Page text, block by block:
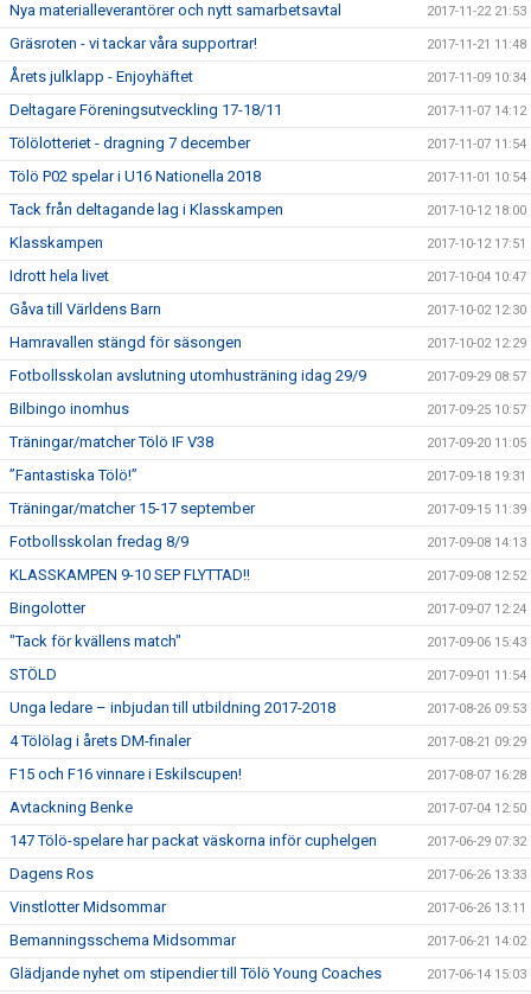
Nya materialleverantörer och nytt samarbetsavtal 2017-11-22 21:53
Gräsroten - vi tackar våra supportrar! 2017-11-21 11:48
Årets julklapp - Enjoyhäftet 2017-11-09 10:34
Deltagare Föreningsutveckling 17-18/11 2017-11-07 14:12
Tölölotteriet - dragning 7 december 2017-11-07 11:54
Tölö P02 spelar i U16 Nationella 2018 2017-11-01 10:54
Tack från deltagande lag i Klasskampen 2017-10-12 18:00
Klasskampen 2017-10-12 17:51
Idrott hela livet 2017-10-04 10:47
Gåva till Världens Barn 2017-10-02 12:30
Hamravallen stängd för säsongen 2017-10-02 12:29
Fotbollsskolan avslutning utomhusträning idag 29/9 2017-09-29 08:57
Bilbingo inomhus 2017-09-25 10:57
Träningar/matcher Tölö IF V38 2017-09-20 11:05
”Fantastiska Tölö!” 2017-09-18 19:31
Träningar/matcher 15-17 september 2017-09-15 11:39
Fotbollsskolan fredag 8/9 2017-09-08 14:13
KLASSKAMPEN 9-10 SEP FLYTTAD!! 2017-09-08 12:52
Bingolotter 2017-09-07 12:24
"Tack för kvällens match" 2017-09-06 15:43
STÖLD 2017-09-01 11:54
Unga ledare – inbjudan till utbildning 2017-2018 2017-08-26 09:53
4 Tölölag i årets DM-finaler 2017-08-21 09:29
F15 och F16 vinnare i Eskilscupen! 2017-08-07 16:28
Avtackning Benke 2017-07-04 12:50
147 Tölö-spelare har packat väskorna inför cuphelgen 2017-06-29 07:32
Dagens Ros 2017-06-26 13:33
Vinstlotter Midsommar 2017-06-26 13:11
Bemanningsschema Midsommar 2017-06-21 14:02
Glädjande nyhet om stipendier till Tölö Young Coaches 2017-06-14 15:03